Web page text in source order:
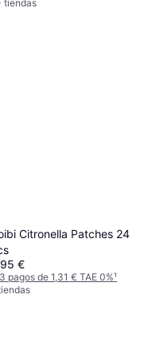
tiendas
Citronella Patches 24
€
pagos de 1,31 € TAE 0%¹